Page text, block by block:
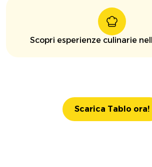
Scopri esperienze culinarie
Scarica Tablo ora!